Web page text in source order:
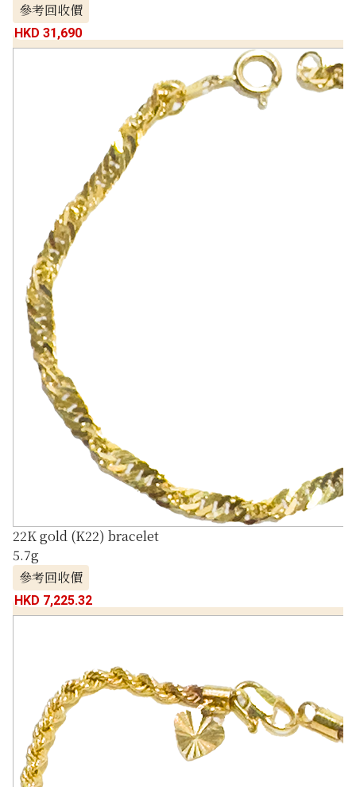
參考回收價
HKD 31,690
22K gold (K22) bracelet
5.7g
參考回收價
HKD 7,225.32